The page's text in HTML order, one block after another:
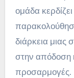
ομάδα
διάρκεια μιας
στην απόδοση
προσαρμογές.